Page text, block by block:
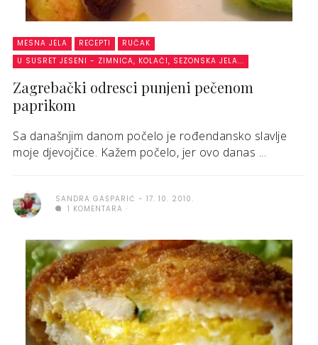
MESNA JELA RECEPTI
RUČAK
U SUSRET JESENI - ZIMNICA, KOLAČI, SEZONSKA JELA...
Zagrebački odresci punjeni pečenom
paprikom
Sa današnjim danom počelo je rođendansko slavlje
moje djevojčice. Kažem počelo, jer ovo danas ...
SANDRA GAŠPARIĆ
17. 10. 2010.
1 KOMENTARA